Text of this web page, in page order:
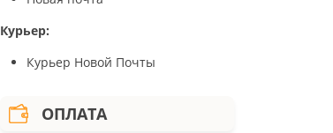
Курьер:
Курьер Новой Почты
ОПЛАТА